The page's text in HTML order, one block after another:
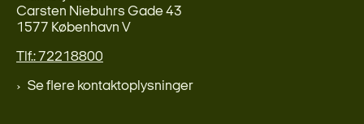
Carsten Niebuhrs Gade 43
1577 København V
Tlf.: 72218800
Se flere kontaktoplysninger